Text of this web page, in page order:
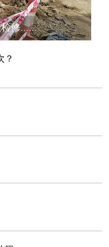
修......
？